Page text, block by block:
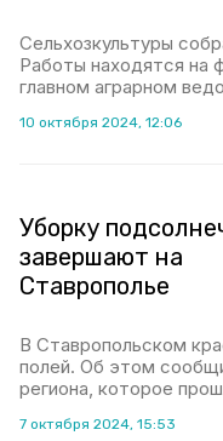
Сельхозкультуры
Работы находятся на
главном аграрном
10 октября 2024, 12:06
Уборку
завершают на
Ставрополье
В Ставропольском
полей. Об этом
региона, которое
7 октября 2024, 15:53